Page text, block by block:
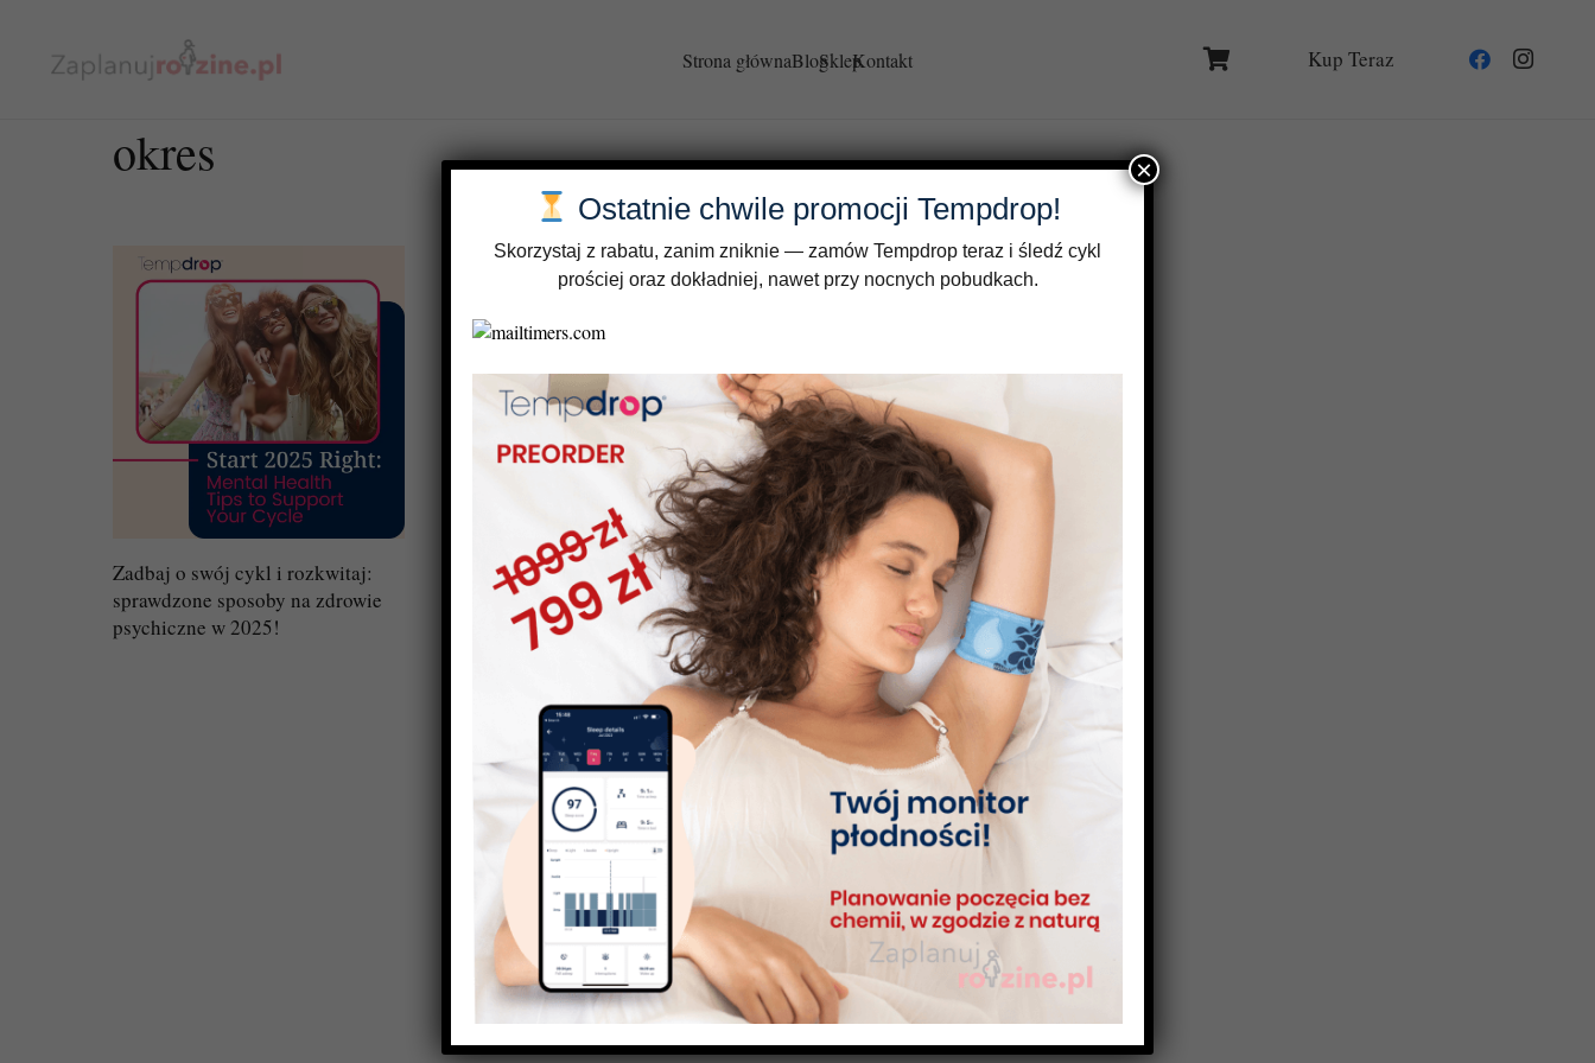
Strona głównaBlogSklepKontakt Kup Teraz
okres
Zadbaj o swój cykl i rozkwitaj:
sprawdzone sposoby na zdrowie
psychiczne w 2025!
Obserwacja cyklu
menstruacyjnego a zdrowie
Ostatnie chwile promocji Tempdrop!
Skorzystaj z rabatu, zanim zniknie — zamów Tempdrop teraz i śledź cykl
prościej oraz dokładniej, nawet przy nocnych pobudkach.
×